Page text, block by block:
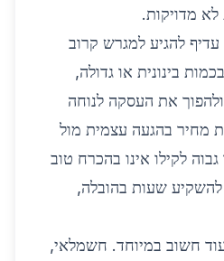
לא מדויקות.
להגיע למגרש קרוב
בינונית או גדולה,
ולהפוך את העסקה לנוחה
מחיר בהגעה עצמית מול
לקילו אינו בהכרח טוב
שעות בהובלה,
חשוב במיוחד. חשמלאי,